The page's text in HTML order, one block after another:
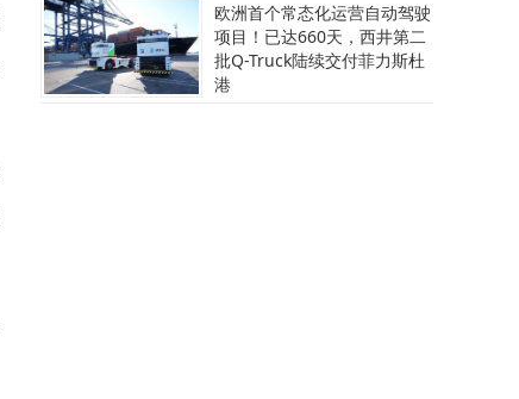
欧洲首个常态化运营自动驾驶
项目！已达660天，西井第二
批Q-Truck陆续交付菲力斯杜
港